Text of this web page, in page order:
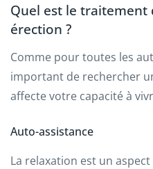
Quel est le traitement
érection ?
Comme pour toutes les
important de rechercher
affecte votre capacité à
Auto-assistance
La relaxation est un